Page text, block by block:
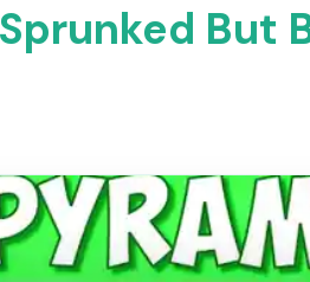
Sprunked But